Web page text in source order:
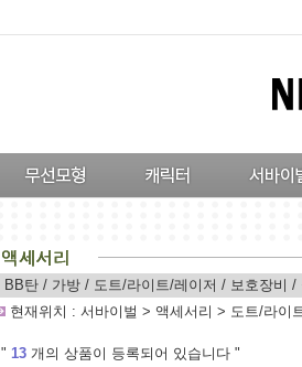
BB탄 / 가방 / 도트/라이트/레이저 / 보호장비 /
현재위치 : 서바이벌 > 액세서리 > 도트/라이
" 13 개의 상품이 등록되어 있습니다 "